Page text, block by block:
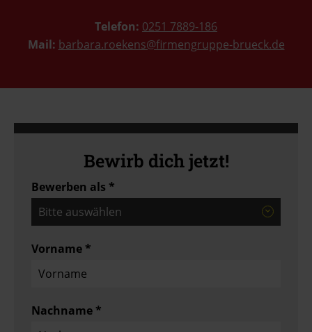
Telefon: 0251 7889-186
Mail: barbara.roekens@firmengruppe-brueck.de
Bewirb dich jetzt!
Bewerben als *
Bitte auswählen
Vorname *
Nachname *